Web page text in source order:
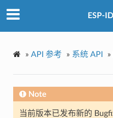
ESP-
» API 参考 » 系统 API »
Note
当前版本已发布新的